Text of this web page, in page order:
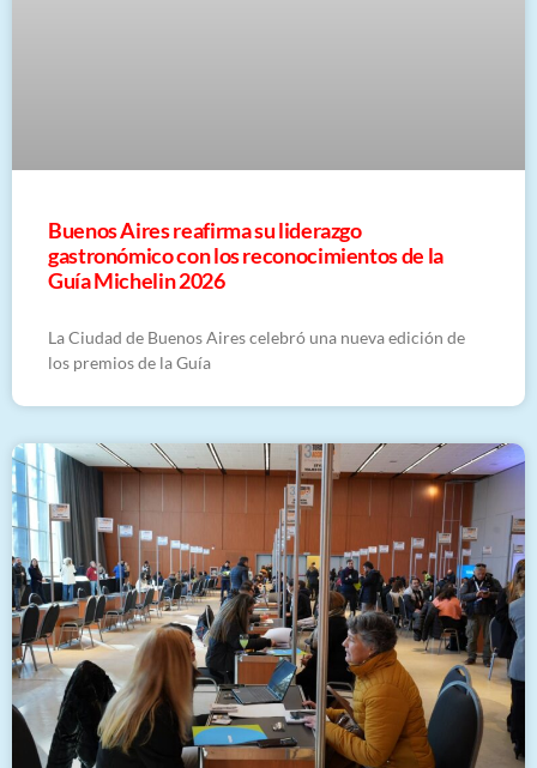
Buenos Aires reafirma su liderazgo
gastronómico con los reconocimientos de la
Guía Michelin 2026
La Ciudad de Buenos Aires celebró una nueva edición de
los premios de la Guía